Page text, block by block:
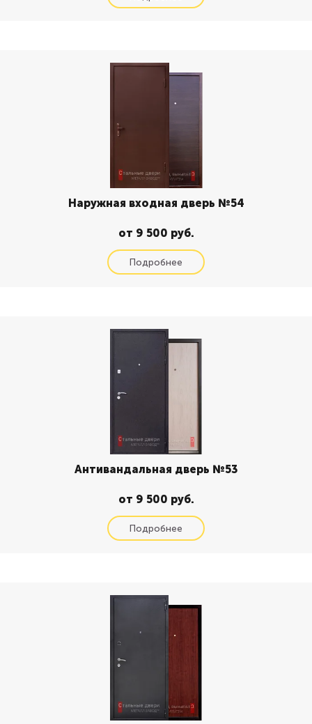
Наружная входная дверь №54
от 9 500 руб.
Антивандальная дверь №53
от 9 500 руб.